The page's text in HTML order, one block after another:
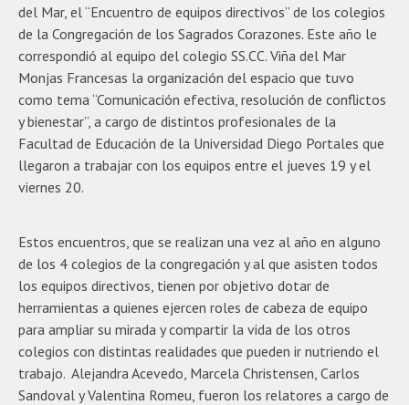
del Mar, el “Encuentro de equipos directivos” de los colegios
de la Congregación de los Sagrados Corazones. Este año le
correspondió al equipo del colegio SS.CC. Viña del Mar
Monjas Francesas la organización del espacio que tuvo
como tema “Comunicación efectiva, resolución de conflictos
y bienestar”, a cargo de distintos profesionales de la
Facultad de Educación de la Universidad Diego Portales que
llegaron a trabajar con los equipos entre el jueves 19 y el
viernes 20.
Estos encuentros, que se realizan una vez al año en alguno
de los 4 colegios de la congregación y al que asisten todos
los equipos directivos, tienen por objetivo dotar de
herramientas a quienes ejercen roles de cabeza de equipo
para ampliar su mirada y compartir la vida de los otros
colegios con distintas realidades que pueden ir nutriendo el
trabajo. Alejandra Acevedo, Marcela Christensen, Carlos
Sandoval y Valentina Romeu, fueron los relatores a cargo de